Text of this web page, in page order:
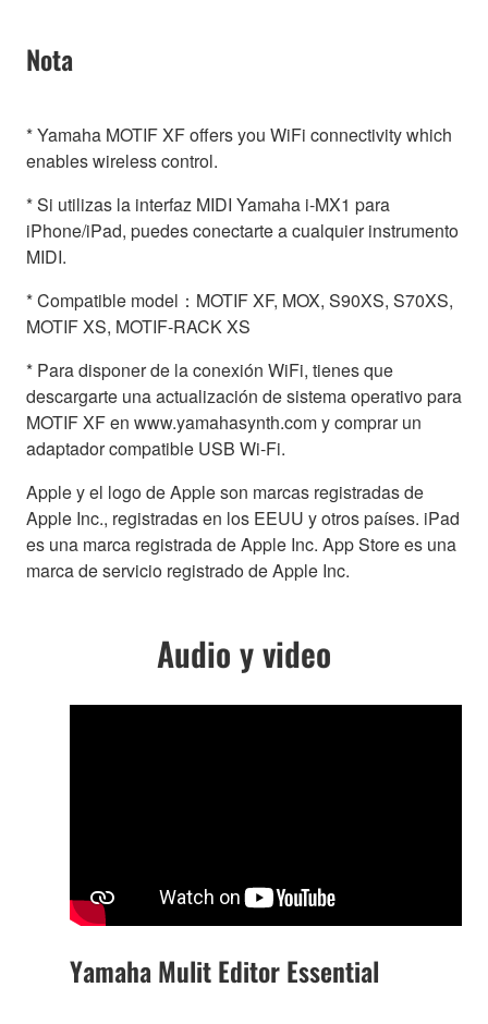
Nota
* Yamaha MOTIF XF offers you WiFi connectivity which
enables wireless control.
* Si utilizas la interfaz MIDI Yamaha i-MX1 para
iPhone/iPad, puedes conectarte a cualquier instrumento
MIDI.
* Compatible model：MOTIF XF, MOX, S90XS, S70XS,
MOTIF XS, MOTIF-RACK XS
* Para disponer de la conexión WiFi, tienes que
descargarte una actualización de sistema operativo para
MOTIF XF en www.yamahasynth.com y comprar un
adaptador compatible USB Wi-Fi.
Apple y el logo de Apple son marcas registradas de
Apple Inc., registradas en los EEUU y otros países. iPad
es una marca registrada de Apple Inc. App Store es una
marca de servicio registrado de Apple Inc.
Audio y video
Yamaha Mulit Editor Essential